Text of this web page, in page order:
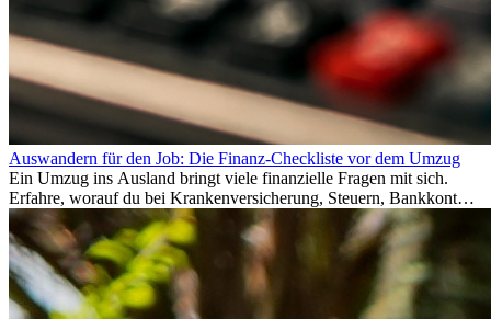
Auswandern für den Job: Die Finanz-Checkliste vor dem Umzug
Ein Umzug ins Ausland bringt viele finanzielle Fragen mit sich.
Erfahre, worauf du bei Krankenversicherung, Steuern, Bankkonto,
Rücklagen und Budgetplanung achten solltest, damit dein Neustart
im Ausland reibungslos gelingt.